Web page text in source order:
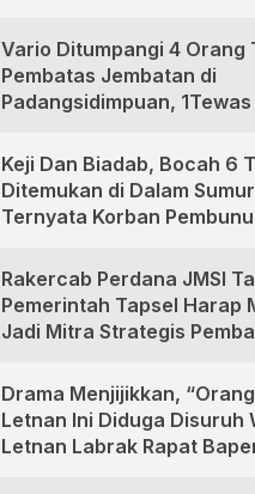
Vario Ditumpangi 4 Orang
Pembatas Jembatan di
Padangsidimpuan,
Keji Dan Biadab, Bocah 6
Ditemukan di Dalam
Ternyata Korban
Rakercab Perdana JMSI
Pemerintah Tapsel Harap
Jadi Mitra Strategis
Drama Menjijikkan,
Letnan Ini Diduga Disuruh
Letnan Labrak Rapat